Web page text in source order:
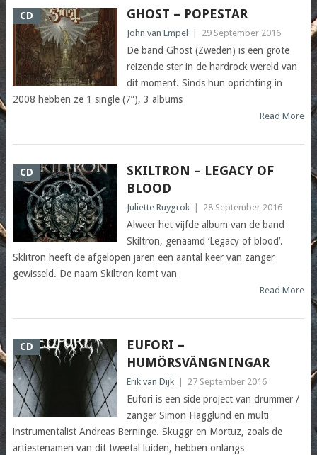
CD GHOST – POPESTAR
John van Empel 29 September 2016
De band Ghost (Zweden) is een grote
reizende ster in de hardrock wereld van
dit moment. Sinds hun oprichting in
2008 hebben ze 1 single (7”), 3 albums
Read More
CD
SKILTRON – LEGACY OF
BLOOD
Juliette Ruygrok 28 September 2016
Alweer het vijfde album van de band
Skiltron, genaamd ‘Legacy of blood’.
Sklitron heeft de afgelopen jaren een aantal keer van zanger
gewisseld. De naam Skiltron komt van
Read More
CD
EUFORI –
HUMÖRSVÄNGNINGAR
Erik van Dijk 27 September 2016
Eufori is een side project van drummer /
zanger Simon Hägglund en multi
instrumentalist Andreas Berninge. Skuggr en Mortuz, zoals de
artiestenamen van dit tweetal luiden, hebben onlangs